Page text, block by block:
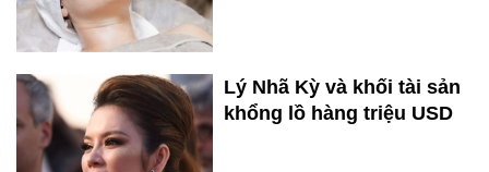
Lý Nhã Kỳ và khối tài sản
khổng lồ hàng triệu USD